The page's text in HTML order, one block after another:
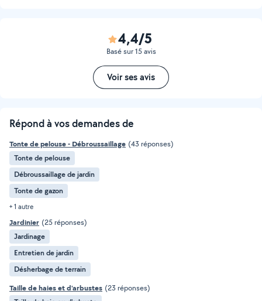
4,4/5
Basé sur 15 avis
Voir ses avis
Répond à vos demandes de
Tonte de pelouse - Débroussaillage (43 réponses)
Tonte de pelouse
Débroussaillage de jardin
Tonte de gazon
+ 1 autre
Jardinier (25 réponses)
Jardinage
Entretien de jardin
Désherbage de terrain
Taille de haies et d'arbustes (23 réponses)